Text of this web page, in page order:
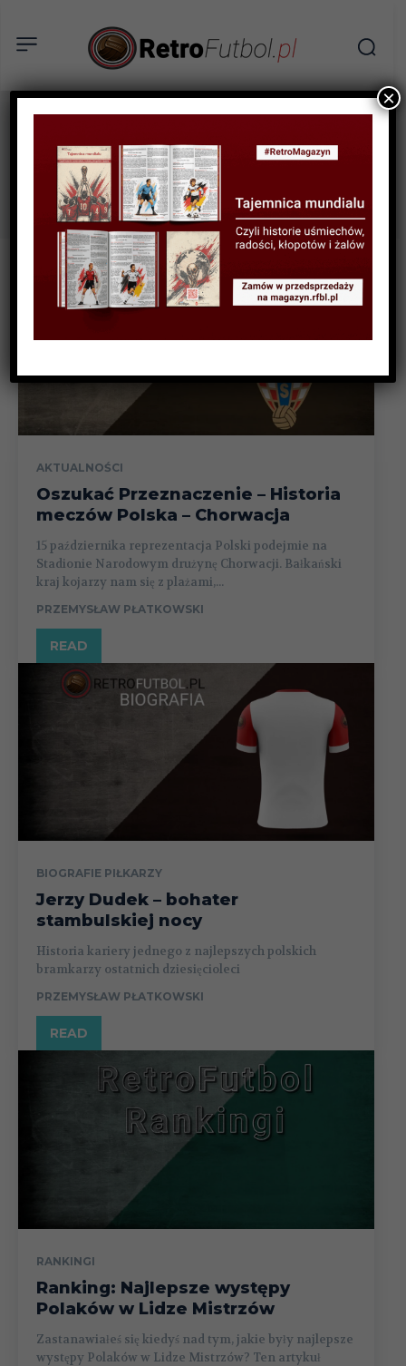
Tag: Kuszczak
AKTUALNOŚCI
Oszukać Przeznaczenie – Historia
meczów Polska – Chorwacja
15 października reprezentacja Polski podejmie na
Stadionie Narodowym drużynę Chorwacji. Bałkański
kraj kojarzy nam się z plażami,...
PRZEMYSŁAW PŁATKOWSKI
READ
BIOGRAFIE PIŁKARZY
Jerzy Dudek – bohater
stambulskiej nocy
Historia kariery jednego z najlepszych polskich
bramkarzy ostatnich dziesięcioleci
PRZEMYSŁAW PŁATKOWSKI
READ
RANKINGI
Ranking: Najlepsze występy
Polaków w Lidze Mistrzów
Zastanawiałeś się kiedyś nad tym, jakie były najlepsze
występy Polaków w Lidze Mistrzów? Ten artykuł
×